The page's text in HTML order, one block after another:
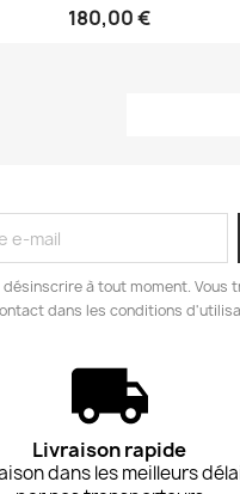
180,00 €
désinscrire à tout moment. Vous
dans les conditions
Livraison rapide
dans les meilleurs